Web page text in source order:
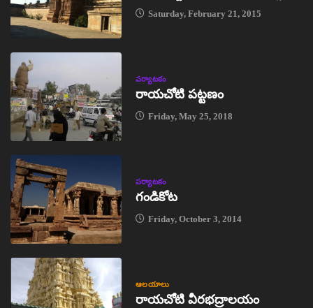
Saturday, February 21, 2015
పర్యాటకం
రాయచోటి పట్టణం
Friday, May 25, 2018
పర్యాటకం
గండికోట
Friday, October 3, 2014
ఆలయాలు
రాయచోటి వీరభద్రాలయం